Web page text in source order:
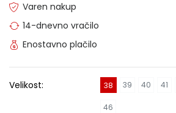
Varen nakup
14-dnevno vračilo
Enostavno plačilo
Velikost: 38 39 40 41
46